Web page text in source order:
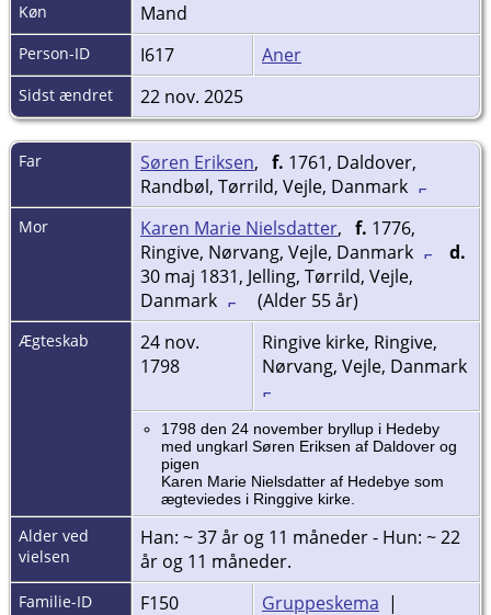
Køn Mand
Person-ID I617 Aner
Sidst ændret 22 nov. 2025
Far Søren Eriksen, f. 1761, Daldover,
Randbøl, Tørrild, Vejle, Danmark
Mor Karen Marie Nielsdatter, f. 1776,
Ringive, Nørvang, Vejle, Danmark
d.
30 maj 1831, Jelling, Tørrild, Vejle,
Danmark
(Alder 55 år)
Ægteskab
24 nov.
1798
Ringive kirke, Ringive,
Nørvang, Vejle, Danmark
1798 den 24 november bryllup i Hedeby
med ungkarl Søren Eriksen af Daldover og
pigen
Karen Marie Nielsdatter af Hedebye som
ægteviedes i Ringgive kirke.
Alder ved
vielsen
Han: ~ 37 år og 11 måneder - Hun: ~ 22
år og 11 måneder.
Familie-ID F150 Gruppeskema |